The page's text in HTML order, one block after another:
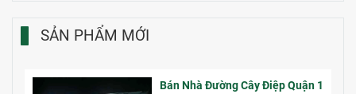
SẢN PHẨM MỚI
Bán Nhà Đường Cây Điệp Quận 1